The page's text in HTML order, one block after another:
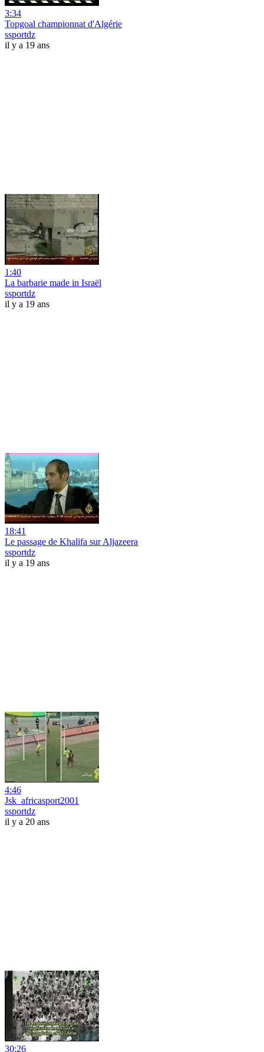
3:34
Topgoal championnat d'Algérie
ssportdz
il y a 19 ans
1:40
La barbarie made in Israël
ssportdz
il y a 19 ans
18:41
Le passage de Khalifa sur Aljazeera
ssportdz
il y a 19 ans
4:46
Jsk_africasport2001
ssportdz
il y a 20 ans
30:26